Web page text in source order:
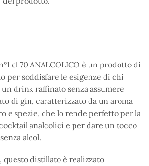
cl 70 ANALCOLICO è un prodotto di
per soddisfare le esigenze di chi
drink raffinato senza assumere
di gin, caratterizzato da un aroma
e spezie, che lo rende perfetto per la
analcolici e per dare un tocco
alcol.
questo distillato è realizzato